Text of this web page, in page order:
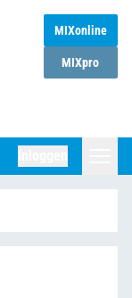
MIXonline
MIXpro